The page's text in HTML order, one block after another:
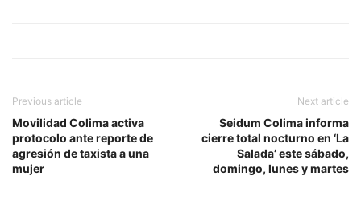
Previous article
Movilidad Colima activa
protocolo ante reporte de
agresión de taxista a una
mujer
Next article
Seidum Colima informa
cierre total nocturno en ‘La
Salada’ este sábado,
domingo, lunes y martes